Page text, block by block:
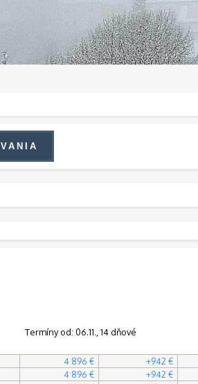
Termíny od: 06.11., 14 dňové
4 896 € +942 €
4 896 € +942 €